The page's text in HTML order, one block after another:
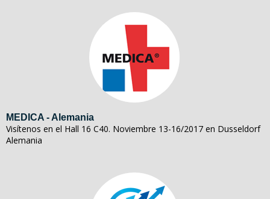
MEDICA - Alemania
Visítenos en el Hall 16 C40. Noviembre 13-16/2017 en Dusseldorf
Alemania